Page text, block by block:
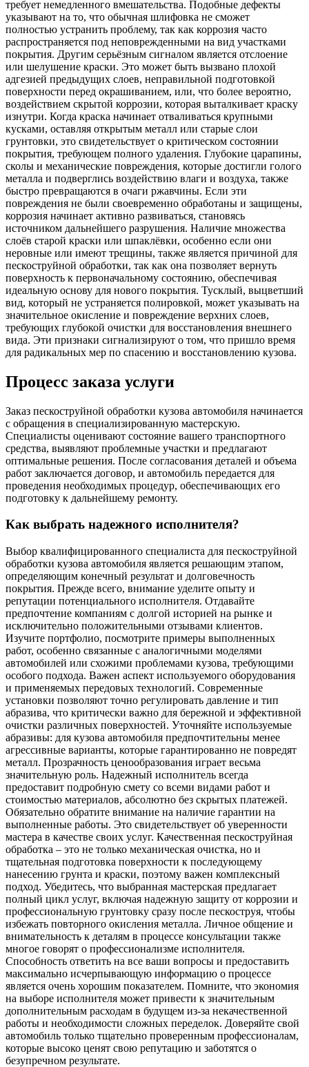
требует немедленного вмешательства. Подобные дефекты
указывают на то, что обычная шлифовка не сможет
полностью устранить проблему, так как коррозия часто
распространяется под неповрежденными на вид участками
покрытия. Другим серьёзным сигналом является отслоение
или шелушение краски. Это может быть вызвано плохой
адгезией предыдущих слоев, неправильной подготовкой
поверхности перед окрашиванием, или, что более вероятно,
воздействием скрытой коррозии, которая выталкивает краску
изнутри. Когда краска начинает отваливаться крупными
кусками, оставляя открытым металл или старые слои
грунтовки, это свидетельствует о критическом состоянии
покрытия, требующем полного удаления. Глубокие царапины,
сколы и механические повреждения, которые достигли голого
металла и подверглись воздействию влаги и воздуха, также
быстро превращаются в очаги ржавчины. Если эти
повреждения не были своевременно обработаны и защищены,
коррозия начинает активно развиваться, становясь
источником дальнейшего разрушения. Наличие множества
слоёв старой краски или шпаклёвки, особенно если они
неровные или имеют трещины, также является причиной для
пескоструйной обработки, так как она позволяет вернуть
поверхность к первоначальному состоянию, обеспечивая
идеальную основу для нового покрытия. Тусклый, выцветший
вид, который не устраняется полировкой, может указывать на
значительное окисление и повреждение верхних слоев,
требующих глубокой очистки для восстановления внешнего
вида. Эти признаки сигнализируют о том, что пришло время
для радикальных мер по спасению и восстановлению кузова.
Процесс заказа услуги
Заказ пескоструйной обработки кузова автомобиля начинается
с обращения в специализированную мастерскую.
Специалисты оценивают состояние вашего транспортного
средства, выявляют проблемные участки и предлагают
оптимальные решения. После согласования деталей и объема
работ заключается договор, и автомобиль передается для
проведения необходимых процедур, обеспечивающих его
подготовку к дальнейшему ремонту.
Как выбрать надежного исполнителя?
Выбор квалифицированного специалиста для пескоструйной
обработки кузова автомобиля является решающим этапом,
определяющим конечный результат и долговечность
покрытия. Прежде всего, внимание уделите опыту и
репутации потенциального исполнителя. Отдавайте
предпочтение компаниям с долгой историей на рынке и
исключительно положительными отзывами клиентов.
Изучите портфолио, посмотрите примеры выполненных
работ, особенно связанные с аналогичными моделями
автомобилей или схожими проблемами кузова, требующими
особого подхода. Важен аспект используемого оборудования
и применяемых передовых технологий. Современные
установки позволяют точно регулировать давление и тип
абразива, что критически важно для бережной и эффективной
очистки различных поверхностей. Уточняйте используемые
абразивы: для кузова автомобиля предпочтительны менее
агрессивные варианты, которые гарантированно не повредят
металл. Прозрачность ценообразования играет весьма
значительную роль. Надежный исполнитель всегда
предоставит подробную смету со всеми видами работ и
стоимостью материалов, абсолютно без скрытых платежей.
Обязательно обратите внимание на наличие гарантии на
выполненные работы. Это свидетельствует об уверенности
мастера в качестве своих услуг. Качественная пескоструйная
обработка – это не только механическая очистка, но и
тщательная подготовка поверхности к последующему
нанесению грунта и краски, поэтому важен комплексный
подход. Убедитесь, что выбранная мастерская предлагает
полный цикл услуг, включая надежную защиту от коррозии и
профессиональную грунтовку сразу после пескоструя, чтобы
избежать повторного окисления металла. Личное общение и
внимательность к деталям в процессе консультации также
многое говорят о профессионализме исполнителя.
Способность ответить на все ваши вопросы и предоставить
максимально исчерпывающую информацию о процессе
является очень хорошим показателем. Помните, что экономия
на выборе исполнителя может привести к значительным
дополнительным расходам в будущем из-за некачественной
работы и необходимости сложных переделок. Доверяйте свой
автомобиль только тщательно проверенным профессионалам,
которые высоко ценят свою репутацию и заботятся о
безупречном результате.